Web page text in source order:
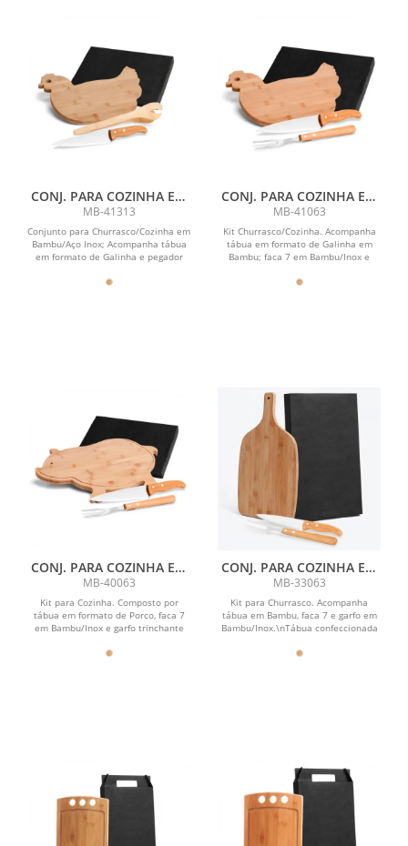
CONJ. PARA COZINHA EM
BAMBU / INOX - 3 PÇS
MB-41313
Conjunto para Churrasco/Cozinha em
Bambu/Aço Inox; Acompanha tábua
em formato de Galinha e pegador
CONJ. PARA COZINHA EM
BAMBU / MADEIRA / INOX
- 3 PÇS
MB-41063
Kit Churrasco/Cozinha. Acompanha
tábua em formato de Galinha em
Bambu; faca 7 em Bambu/Inox e
CONJ. PARA COZINHA EM
BAMBU / MADEIRA / INOX
- 3 PÇS
MB-40063
Kit para Cozinha. Composto por
tábua em formato de Porco, faca 7
em Bambu/Inox e garfo trinchante
CONJ. PARA COZINHA EM
BAMBU / MADEIRA / INOX
- 3 PÇS
MB-33063
Kit para Churrasco. Acompanha
tábua em Bambu, faca 7 e garfo em
Bambu/Inox.\nTábua confeccionada